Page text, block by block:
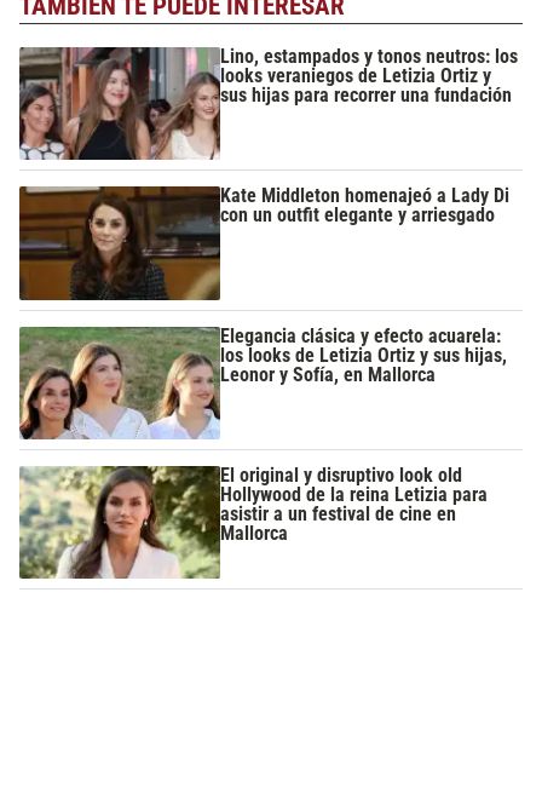
TAMBIÉN TE PUEDE INTERESAR
Lino, estampados y tonos neutros: los
looks veraniegos de Letizia Ortiz y
sus hijas para recorrer una fundación
Kate Middleton homenajeó a Lady Di
con un outfit elegante y arriesgado
Elegancia clásica y efecto acuarela:
los looks de Letizia Ortiz y sus hijas,
Leonor y Sofía, en Mallorca
El original y disruptivo look old
Hollywood de la reina Letizia para
asistir a un festival de cine en
Mallorca